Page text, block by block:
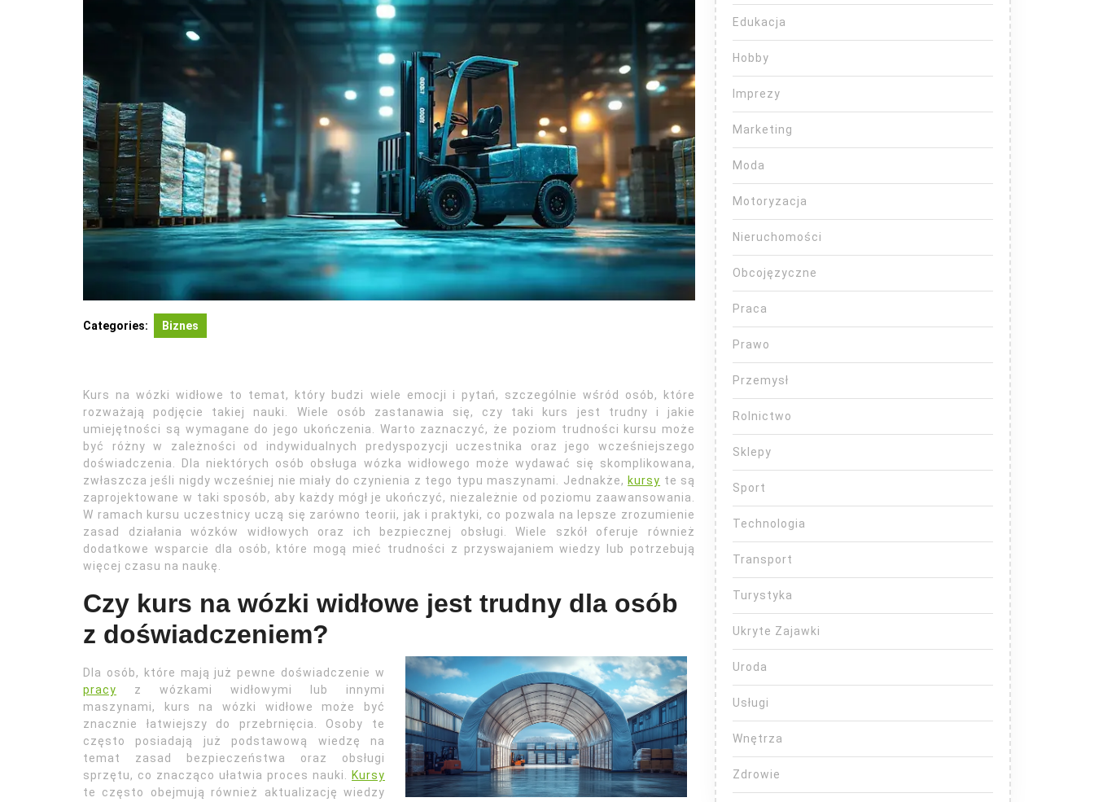
Categories: Biznes
Kurs na wózki widłowe to temat, który budzi wiele emocji i pytań, szczególnie wśród osób, które
rozważają podjęcie takiej nauki. Wiele osób zastanawia się, czy taki kurs jest trudny i jakie
umiejętności są wymagane do jego ukończenia. Warto zaznaczyć, że poziom trudności kursu może
być różny w zależności od indywidualnych predyspozycji uczestnika oraz jego wcześniejszego
doświadczenia. Dla niektórych osób obsługa wózka widłowego może wydawać się skomplikowana,
zwłaszcza jeśli nigdy wcześniej nie miały do czynienia z tego typu maszynami. Jednakże, kursy te są
zaprojektowane w taki sposób, aby każdy mógł je ukończyć, niezależnie od poziomu zaawansowania.
W ramach kursu uczestnicy uczą się zarówno teorii, jak i praktyki, co pozwala na lepsze zrozumienie
zasad działania wózków widłowych oraz ich bezpiecznej obsługi. Wiele szkół oferuje również
dodatkowe wsparcie dla osób, które mogą mieć trudności z przyswajaniem wiedzy lub potrzebują
więcej czasu na naukę.
Czy kurs na wózki widłowe jest trudny dla osób
z doświadczeniem?
Dla osób, które mają już pewne doświadczenie w
pracy z wózkami widłowymi lub innymi
maszynami, kurs na wózki widłowe może być
znacznie łatwiejszy do przebrnięcia. Osoby te
często posiadają już podstawową wiedzę na
temat zasad bezpieczeństwa oraz obsługi
sprzętu, co znacząco ułatwia proces nauki.
Kursy
te często obejmują również aktualizację wiedzy
Edukacja
Hobby
Imprezy
Marketing
Moda
Motoryzacja
Nieruchomości
Obcojęzyczne
Praca
Prawo
Przemysł
Rolnictwo
Sklepy
Sport
Technologia
Transport
Turystyka
Ukryte Zajawki
Uroda
Usługi
Wnętrza
Zdrowie